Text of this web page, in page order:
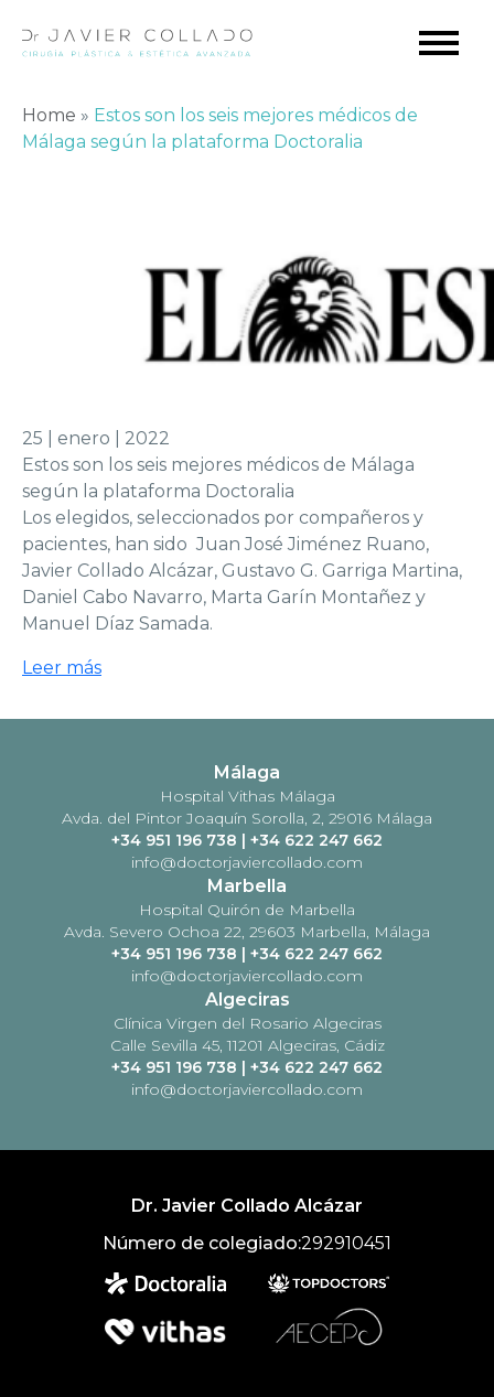
Home » Estos son los seis mejores médicos de
Málaga según la plataforma Doctoralia
25 | enero | 2022
Estos son los seis mejores médicos de Málaga
según la plataforma Doctoralia
Los elegidos, seleccionados por compañeros y
pacientes, han sido Juan José Jiménez Ruano,
Javier Collado Alcázar, Gustavo G. Garriga Martina,
Daniel Cabo Navarro, Marta Garín Montañez y
Manuel Díaz Samada.
Leer más
Málaga
Hospital Vithas Málaga
Avda. del Pintor Joaquín Sorolla, 2, 29016 Málaga
+34 951 196 738 | +34 622 247 662
info@doctorjaviercollado.com
Marbella
Hospital Quirón de Marbella
Avda. Severo Ochoa 22, 29603 Marbella, Málaga
+34 951 196 738 | +34 622 247 662
info@doctorjaviercollado.com
Algeciras
Clínica Virgen del Rosario Algeciras
Calle Sevilla 45, 11201 Algeciras, Cádiz
+34 951 196 738 | +34 622 247 662
info@doctorjaviercollado.com
Dr. Javier Collado Alcázar
Número de colegiado:292910451